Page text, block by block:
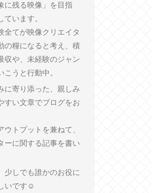
に残る映像」を目指
ています。
全てが映像クリエイタ
の糧になると考え、積
収や、未経験のジャン
こうと行動中。
に寄り添った、親しみ
すい文章でブログをお
ウトプットを兼ねて、
ーに関する記事を書い
少しでも誰かのお役に
いです☺︎